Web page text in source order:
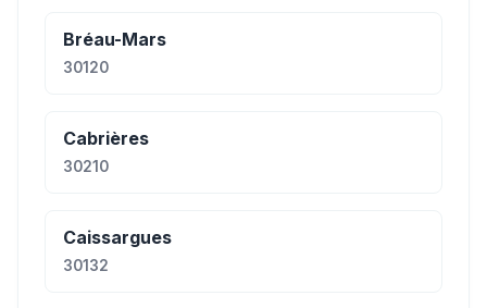
Bréau-Mars
30120
Cabrières
30210
Caissargues
30132